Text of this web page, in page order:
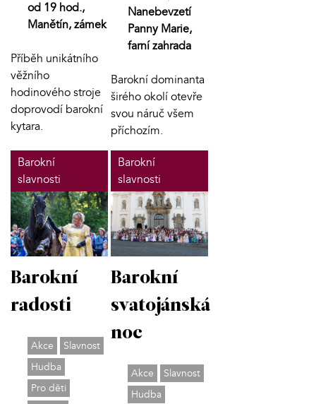
od 19 hod.,
Manětín, zámek
Příběh unikátního
věžního
hodinového stroje
doprovodí barokní
kytara.
Nanebevzetí
Panny Marie,
farní zahrada
Barokní dominanta
širého okolí otevře
svou náruč všem
příchozím.
Barokní
slavnosti
Barokní
radosti
Akce
Slavnost
Hudba
Pro děti
Barokní
slavnosti
Barokní
svatojánská
noc
Akce
Slavnost
Hudba